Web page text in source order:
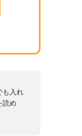
も入れ
読め